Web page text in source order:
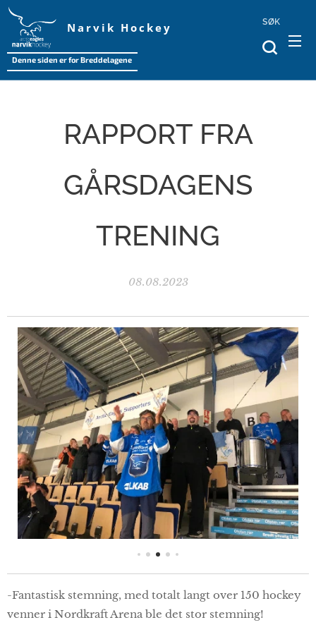
Narvik Hockey
Denne siden er for Breddelagene
SØK
RAPPORT FRA
GÅRSDAGENS
TRENING
08.08.2023
-Fantastisk stemning, med totalt langt over 150 hockey
venner i Nordkraft Arena ble det stor stemning!